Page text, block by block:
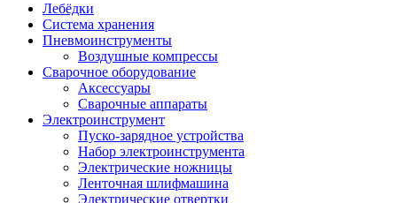
Лебёдки
Система хранения
Пневмоинструменты
Воздушные компрессы
Сварочное оборудование
Аксессуары
Сварочные аппараты
Электроинструмент
Пуско-зарядное устройства
Набор электроинструмента
Электрические ножницы
Ленточная шлифмашина
Электрические отвертки